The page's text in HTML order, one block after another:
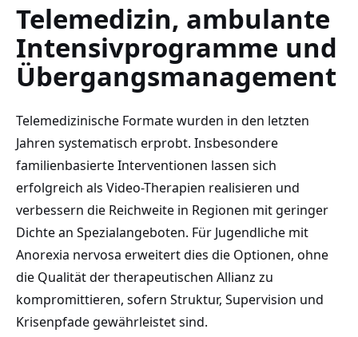
Telemedizin, ambulante
Intensivprogramme und
Übergangsmanagement
Telemedizinische Formate wurden in den letzten
Jahren systematisch erprobt. Insbesondere
familienbasierte Interventionen lassen sich
erfolgreich als Video-Therapien realisieren und
verbessern die Reichweite in Regionen mit geringer
Dichte an Spezialangeboten. Für Jugendliche mit
Anorexia nervosa erweitert dies die Optionen, ohne
die Qualität der therapeutischen Allianz zu
kompromittieren, sofern Struktur, Supervision und
Krisenpfade gewährleistet sind.